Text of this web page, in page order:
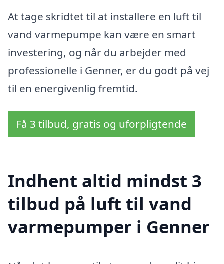
At tage skridtet til at installere en luft til
vand varmepumpe kan være en smart
investering, og når du arbejder med
professionelle i Genner, er du godt på vej
til en energivenlig fremtid.
Få 3 tilbud, gratis og uforpligtende
Indhent altid mindst 3
tilbud på luft til vand
varmepumper i Genner